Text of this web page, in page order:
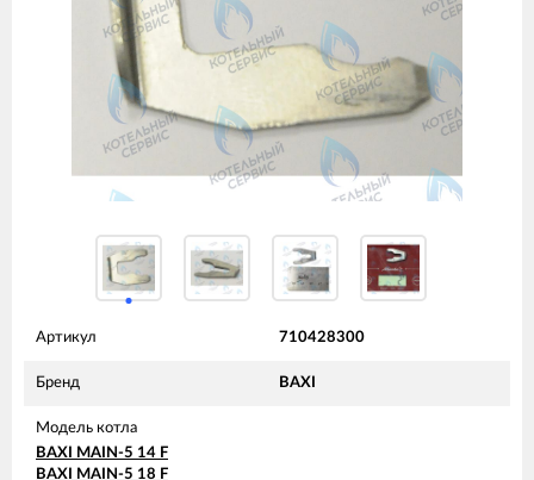
Артикул 710428300
Бренд BAXI
Модель котла
BAXI MAIN-5 14 F
BAXI MAIN-5 18 F